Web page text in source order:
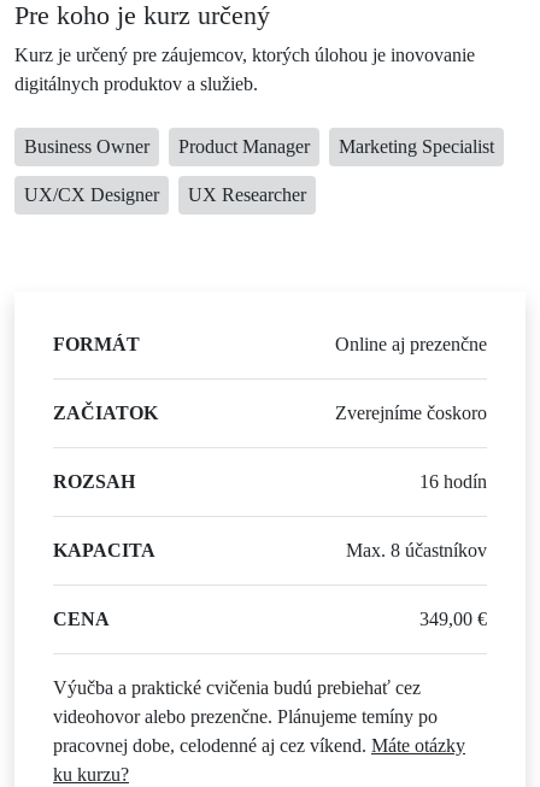
Pre koho je kurz určený
Kurz je určený pre záujemcov, ktorých úlohou je inovovanie
digitálnych produktov a služieb.
Business Owner Product Manager Marketing Specialist
UX/CX Designer UX Researcher
FORMÁT Online aj prezenčne
ZAČIATOK Zverejníme čoskoro
ROZSAH 16 hodín
KAPACITA Max. 8 účastníkov
CENA 349,00 €
Výučba a praktické cvičenia budú prebiehať cez
videohovor alebo prezenčne. Plánujeme temíny po
pracovnej dobe, celodenné aj cez víkend. Máte otázky
ku kurzu?